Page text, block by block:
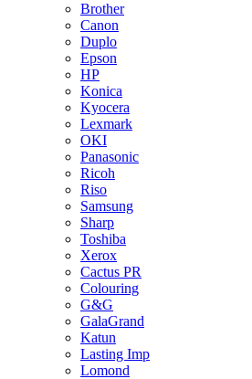
Brother
Canon
Duplo
Epson
HP
Konica
Kyocera
Lexmark
OKI
Panasonic
Ricoh
Riso
Samsung
Sharp
Toshiba
Xerox
Cactus PR
Colouring
G&G
GalaGrand
Katun
Lasting Imp
Lomond